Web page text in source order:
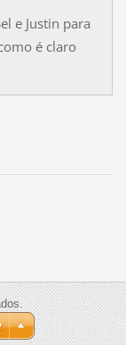
e Justin para
é claro